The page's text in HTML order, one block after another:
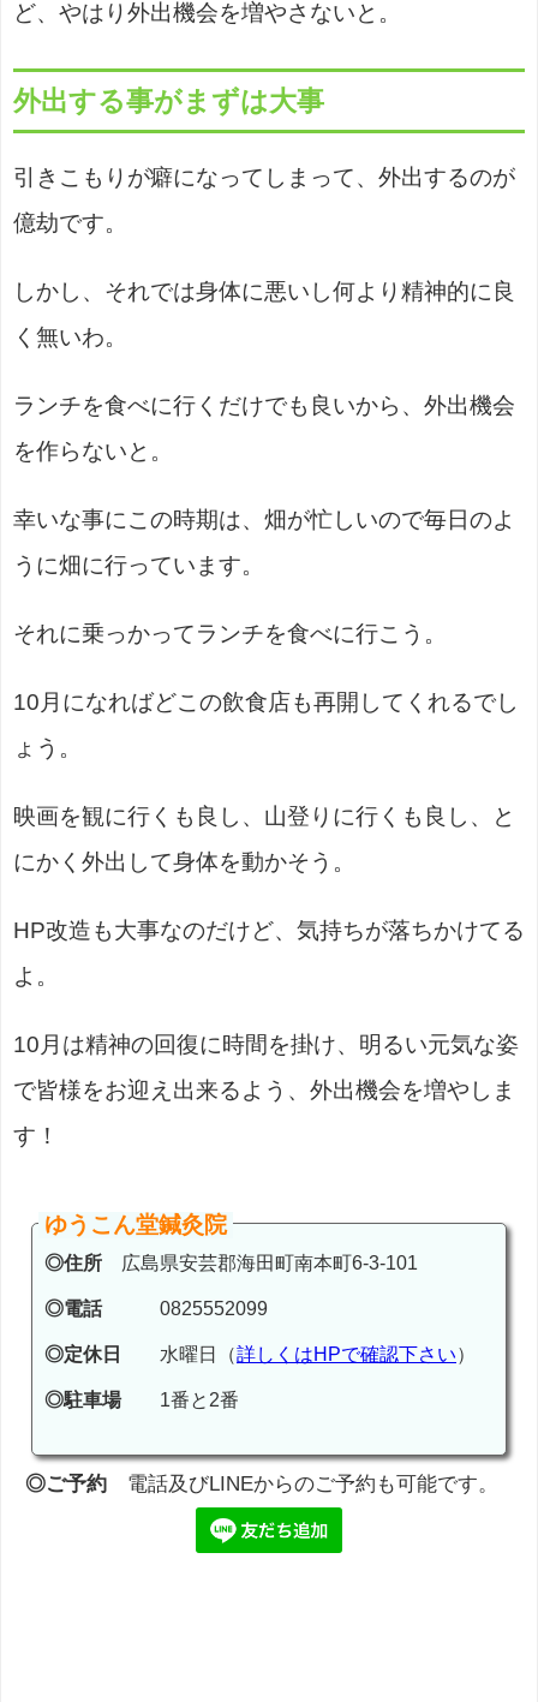
ど、やはり外出機会を増やさないと。
外出する事がまずは大事
引きこもりが癖になってしまって、外出するのが
億劫です。
しかし、それでは身体に悪いし何より精神的に良
く無いわ。
ランチを食べに行くだけでも良いから、外出機会
を作らないと。
幸いな事にこの時期は、畑が忙しいので毎日のよ
うに畑に行っています。
それに乗っかってランチを食べに行こう。
10月になればどこの飲食店も再開してくれるでし
ょう。
映画を観に行くも良し、山登りに行くも良し、と
にかく外出して身体を動かそう。
HP改造も大事なのだけど、気持ちが落ちかけてる
よ。
10月は精神の回復に時間を掛け、明るい元気な姿
で皆様をお迎え出来るよう、外出機会を増やしま
す！
ゆうこん堂鍼灸院
◎住所 広島県安芸郡海田町南本町6-3-101
◎電話0825552099
◎定休日 水曜日（詳しくはHPで確認下さい）
◎駐車場1番と2番
◎ご予約 電話及びLINEからのご予約も可能です。